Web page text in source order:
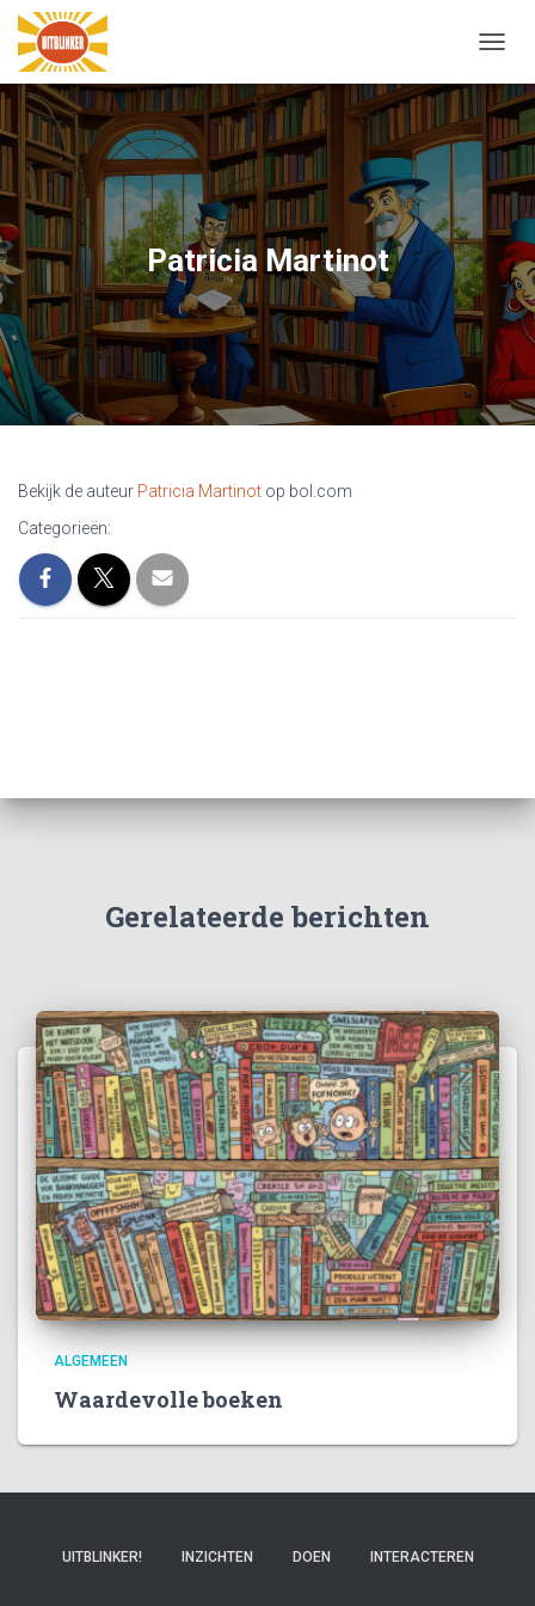
A
V
G
T
W
S
E
L
E
N
Patricia Martinot
Bekijk de auteur Patricia Martinot op bol.com
Categorieën:
Gerelateerde berichten
ALGEMEEN
Waardevolle boeken
UITBLINKER! INZICHTEN DOEN INTERACTEREN